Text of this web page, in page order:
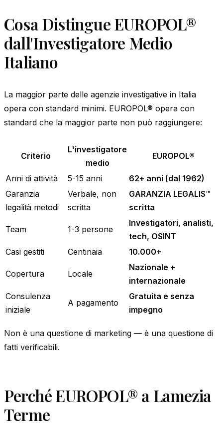
Cosa Distingue EUROPOL®
dall'Investigatore Medio
Italiano
La maggior parte delle agenzie investigative in Italia
opera con standard minimi. EUROPOL® opera con
standard che la maggior parte non può raggiungere:
Criterio
L'investigatore
medio
EUROPOL®
Anni di attività 5-15 anni
62+ anni (dal 1962)
Garanzia
legalità metodi
Verbale, non
scritta
GARANZIA LEGALIS™
scritta
Team 1-3 persone
Investigatori, analisti,
tech, OSINT
Casi gestiti
Centinaia 10.000+
Copertura Locale
Nazionale +
internazionale
Consulenza
iniziale
A pagamento
Gratuita e senza
impegno
Non è una questione di marketing — è una questione di
fatti verificabili.
Perché EUROPOL® a Lamezia
Terme